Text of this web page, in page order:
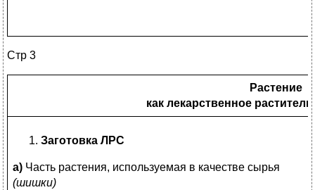
Стр 3
Растение
как лекарственное
Заготовка ЛРС
а) Часть растения, используемая в качестве сырья
(шишки)